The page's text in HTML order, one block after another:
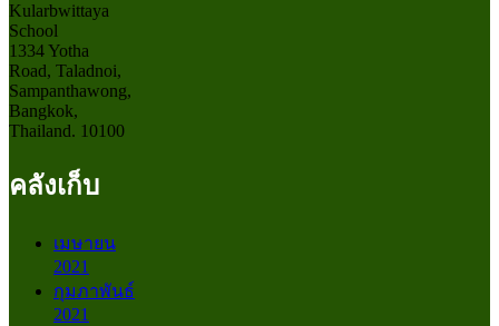
Kularbwittaya
School
1334 Yotha
Road, Taladnoi,
Sampanthawong,
Bangkok,
Thailand. 10100
คลังเก็บ
เมษายน
2021
กุมภาพันธ์
2021